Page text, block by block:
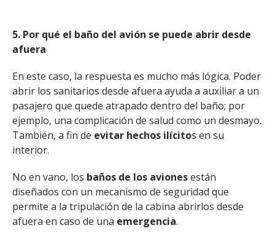
5. Por qué el baño del avión se puede abrir desde
afuera
En este caso, la respuesta es mucho más lógica. Poder
abrir los sanitarios desde afuera ayuda a auxiliar a un
pasajero que quede atrapado dentro del baño; por
ejemplo, una complicación de salud como un desmayo.
También, a fin de evitar hechos ilícitos en su
interior.
No en vano, los baños de los avionesestán
diseñados con un mecanismo de seguridad que
permite a la tripulación de la cabina abrirlos desde
afuera en caso de una emergencia.